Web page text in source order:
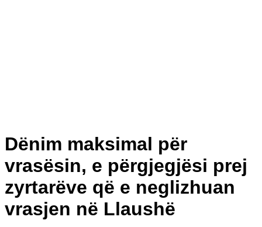
Dënim maksimal për
vrasësin, e përgjegjësi prej
zyrtarëve që e neglizhuan
vrasjen në Llaushë